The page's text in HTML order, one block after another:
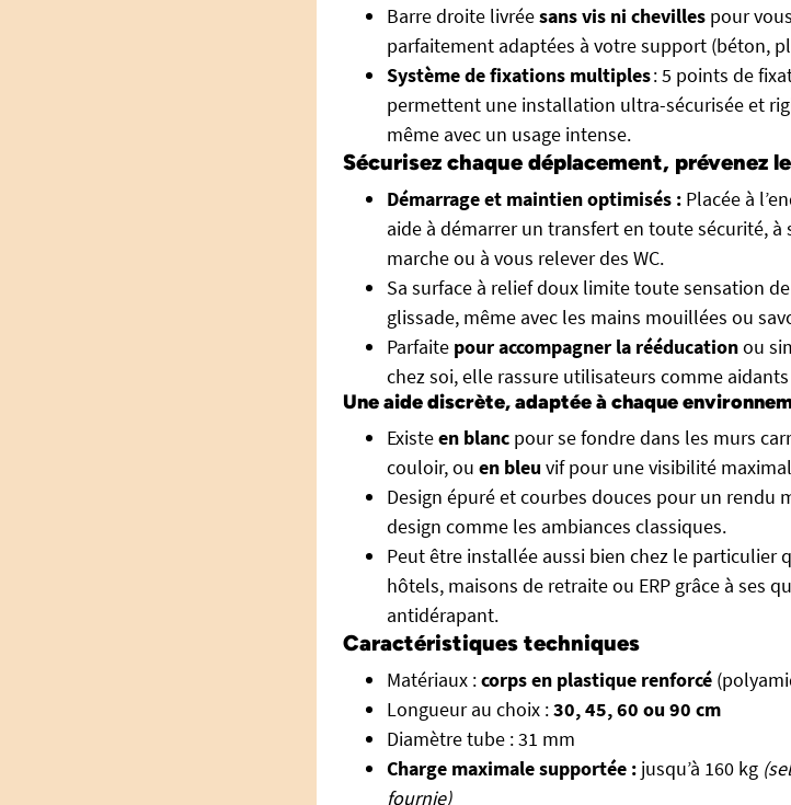
Barre droite livréesans vis ni chevilles pour
parfaitement adaptées à votre support (béton,
Système de fixations multiples: 5 points de
permettent une installation ultra-sécurisée et
même avec un usage intense.
Sécurisez chaque déplacement, prévenez
Démarrage et maintien optimisés : Placée à
aide à démarrer un transfert en toute sécurité,
marche ou à vous relever des WC.
Sa surface à relief doux limite toute sensation
glissade, même avec les mains mouillées ou
Parfaite pour accompagner la rééducationou
chez soi, elle rassure utilisateurs comme
Une aide discrète, adaptée à chaque
Existeen blanc pour se fondre dans les murs
couloir, ou en bleu vif pour une visibilité
Design épuré et courbes douces pour un rendu
design comme les ambiances classiques.
Peut être installée aussi bien chez le particulier
hôtels, maisons de retraite ou ERP grâce à ses
antidérapant.
Caractéristiques techniques
Matériaux :corps en plastique renforcé
Longueur au choix :30, 45, 60 ou 90 cm
Diamètre tube : 31 mm
Charge maximale supportée : jusqu’à 160 kg
fournie)